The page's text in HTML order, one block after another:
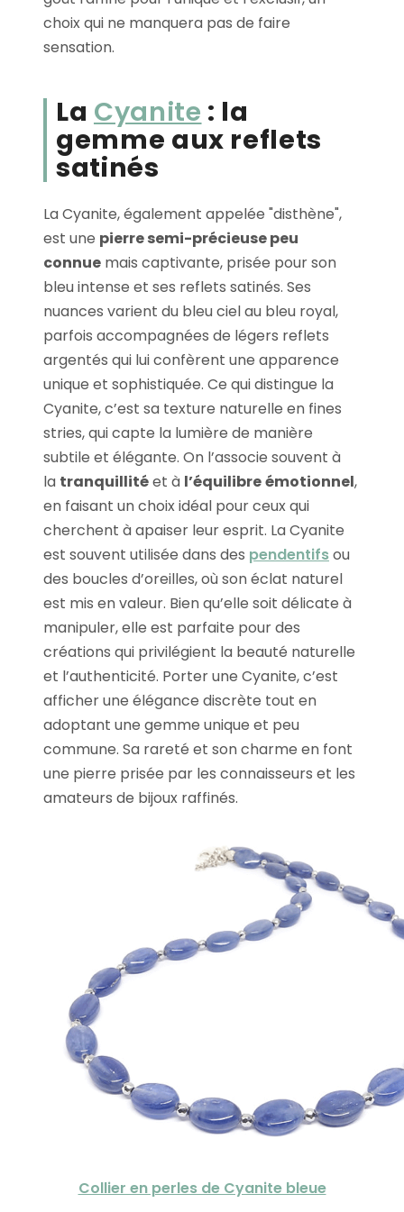
choix qui ne manquera pas de faire
sensation.
La Cyanite : la
gemme aux reflets
satinés
La Cyanite, également appelée "disthène",
est une pierre semi-précieuse peu
connue mais captivante, prisée pour son
bleu intense et ses reflets satinés. Ses
nuances varient du bleu ciel au bleu royal,
parfois accompagnées de légers reflets
argentés qui lui confèrent une apparence
unique et sophistiquée. Ce qui distingue la
Cyanite, c’est sa texture naturelle en fines
stries, qui capte la lumière de manière
subtile et élégante. On l’associe souvent à
la tranquillitéet à l’équilibreémotionnel,
en faisant un choix idéal pour ceux qui
cherchent à apaiser leur esprit. La Cyanite
est souvent utilisée dans des pendentifsou
des boucles d’oreilles, où son éclat naturel
est mis en valeur. Bien qu’elle soit délicate à
manipuler, elle est parfaite pour des
créations qui privilégient la beauté naturelle
et l’authenticité. Porter une Cyanite, c’est
afficher une élégance discrète tout en
adoptant une gemme unique et peu
commune. Sa rareté et son charme en font
une pierre prisée par les connaisseurs et les
amateurs de bijoux raffinés.
Collier en perles de Cyanite bleue